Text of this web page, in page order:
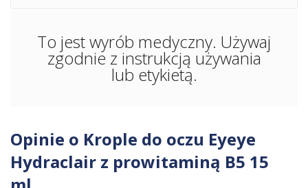
To jest wyrób medyczny. Używaj
zgodnie z instrukcją używania
lub etykietą.
Opinie o Krople do oczu Eyeye
Hydraclair z prowitaminą B5 15